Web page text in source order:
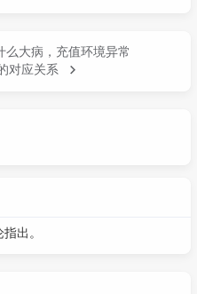
么大病，充值环境异常
对应关系
出。